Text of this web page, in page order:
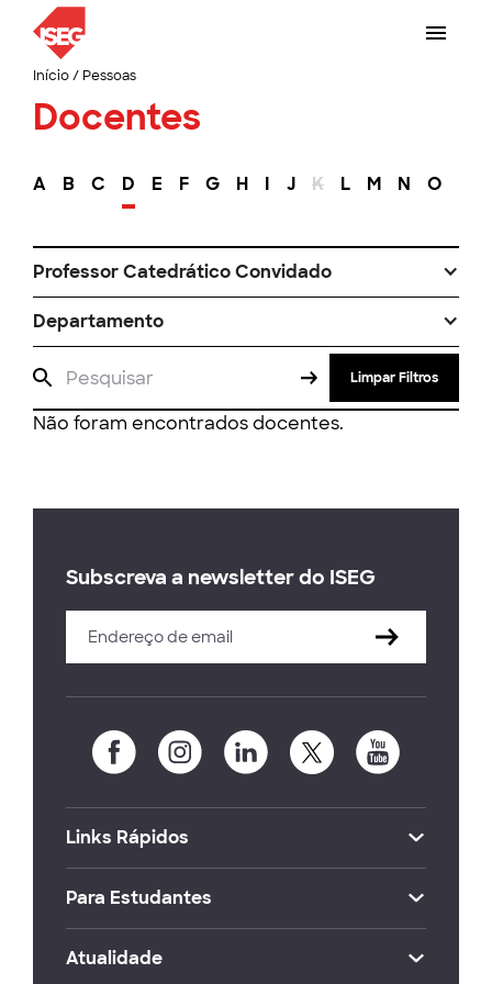
Início/ Pessoas
Docentes
A B C D E F G H I J K L M N O
Professor Catedrático Convidado
Departamento
Limpar Filtros
Não foram encontrados docentes.
Subscreva a newsletter do ISEG
Links Rápidos
Para Estudantes
Atualidade